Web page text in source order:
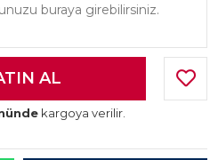
kargoya verilir.